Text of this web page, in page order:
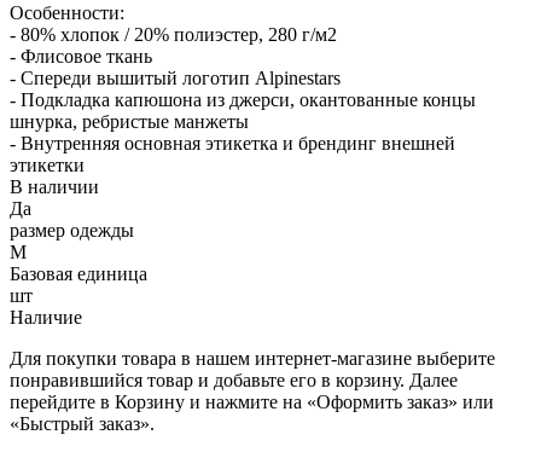
Особенности:
- 80% хлопок / 20% полиэстер, 280 г/м2
- Флисовое ткань
- Спереди вышитый логотип Alpinestars
- Подкладка капюшона из джерси, окантованные концы
шнурка, ребристые манжеты
- Внутренняя основная этикетка и брендинг внешней
этикетки
В наличии
Да
размер одежды
M
Базовая единица
шт
Наличие
Для покупки товара в нашем интернет-магазине выберите
понравившийся товар и добавьте его в корзину. Далее
перейдите в Корзину и нажмите на «Оформить заказ» или
«Быстрый заказ».